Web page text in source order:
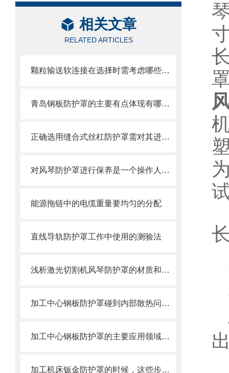
相关文章
RELATED ARTICLES
颗粒输送软连接在选择时需考虑哪些因素？
青岛钢板防护罩的主要有点体现有哪些方面？
正确选用缝合式丝杠防护罩需对其进行风险评估
对风琴防护罩进行保养是一个操作人员必须具备的技能
能源拖链中的电缆重量要均匀的分配
直线导轨防护罩工作中使用的测验法
浅析激光切割机风琴防护罩的材质和结构
加工中心钢板防护罩碰到内部散热问题改怎么办？这篇文章告诉你
加工中心钢板防护罩的主要应用领域和产品的主要特性
加工机床钣金防护罩的时候，这些步骤是很重要的